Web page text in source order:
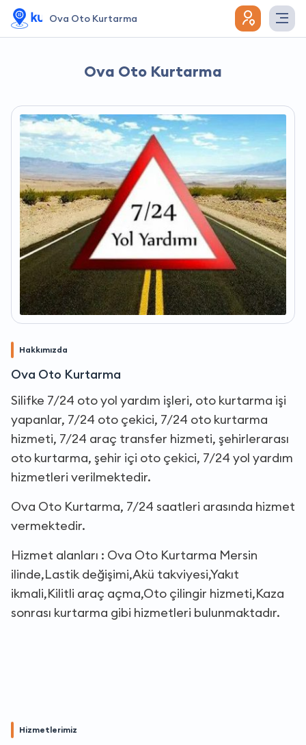
Ova Oto Kurtarma
Ova Oto Kurtarma
Hakkımızda
Ova Oto Kurtarma
Silifke 7/24 oto yol yardım işleri, oto kurtarma işi
yapanlar, 7/24 oto çekici, 7/24 oto kurtarma
hizmeti, 7/24 araç transfer hizmeti, şehirlerarası
oto kurtarma, şehir içi oto çekici, 7/24 yol yardım
hizmetleri verilmektedir.
Ova Oto Kurtarma, 7/24 saatleri arasında hizmet
vermektedir.
Hizmet alanları : Ova Oto Kurtarma Mersin
ilinde,Lastik değişimi,Akü takviyesi,Yakıt
ikmali,Kilitli araç açma,Oto çilingir hizmeti,Kaza
sonrası kurtarma gibi hizmetleri bulunmaktadır.
Hizmetlerimiz